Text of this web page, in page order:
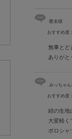
匿名様
おすすめ度
無事とど
ありがと
みっちゃ
おすすめ度
紺の生地
大変軽く
ポロシャ